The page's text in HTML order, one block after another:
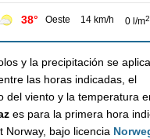
38° Oeste 14 km/h 0 l/m2
y la precipitación se
las horas indicadas, el
del viento y la temperatura
es para la primera hora
Norway, bajo licencia